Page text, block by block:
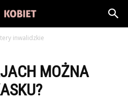
inwalidzkie
MOŻNA